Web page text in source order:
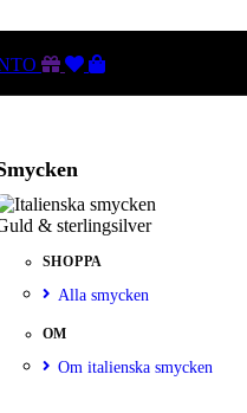
Gutscheine
Wunschliste
Warenkorb
& sterlingsilver
SHOPPA
Alla smycken
OM
Om italienska smycken